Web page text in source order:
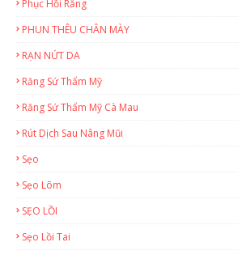
Phục Hồi Răng
PHUN THÊU CHÂN MÀY
RẠN NỨT DA
Răng Sứ Thẩm Mỹ
Răng Sứ Thẩm Mỹ Cà Mau
Rút Dịch Sau Nâng Mũi
Sẹo
Sẹo Lõm
SẸO LỒI
Sẹo Lồi Tai